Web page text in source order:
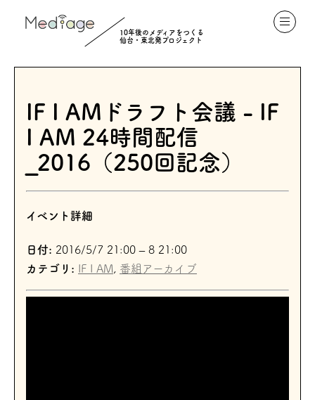
10年後のメディアをつくる
仙台・東北発プロジェクト
IF I AMドラフト会議 - IF
I AM 24時間配信
_2016（250回記念）
イベント詳細
日付: 2016/5/7 21:00 – 8 21:00
カテゴリ:
IF I AM, 番組アーカイブ